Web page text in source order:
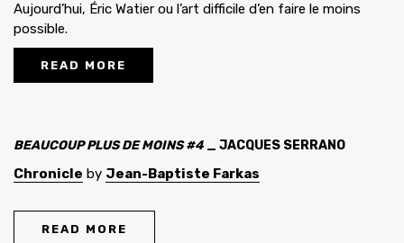
Aujourd’hui, Éric Watier ou l’art difficile d’en faire le moins
possible.
READ MORE
BEAUCOUP PLUS DE MOINS #4 _ JACQUES SERRANO
Chronicle by Jean-Baptiste Farkas
READ MORE